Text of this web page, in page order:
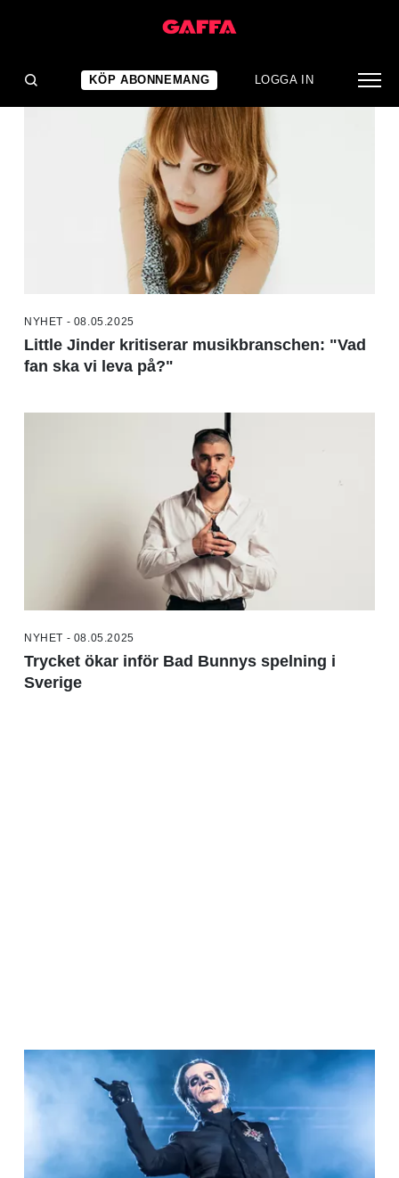
KÖP ABONNEMANG LOGGA IN
NYHET - 08.05.2025
Little Jinder kritiserar musikbranschen: "Vad
fan ska vi leva på?"
NYHET - 08.05.2025
Trycket ökar inför Bad Bunnys spelning i
Sverige